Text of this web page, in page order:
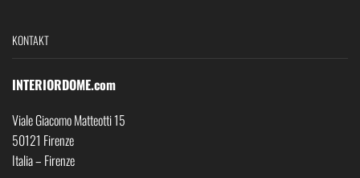
KONTAKT
INTERIORDOME.com
Viale Giacomo Matteotti 15
50121 Firenze
Italia – Firenze